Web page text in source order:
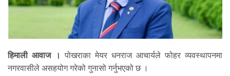
हिमाली आवाज । पोखराका मेयर धनराज आचार्यले फोहर व्यवस्थापनमा
नगरवासीले असहयोग गरेको गुनासो गर्नुभएको छ ।